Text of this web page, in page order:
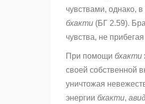
чувствами, однако,
бхакти (БГ 2.59).
чувства, не
При помощи бхакти
своей собственной
уничтожая
энергии бхакти,